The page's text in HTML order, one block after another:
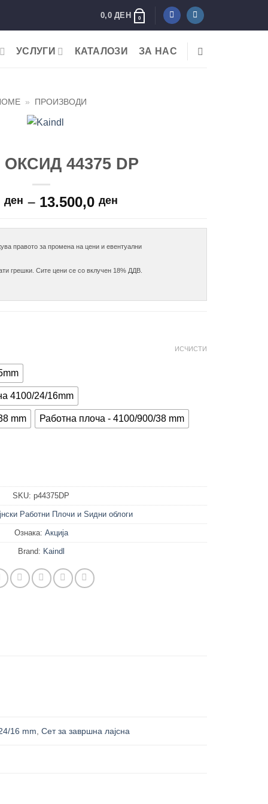
0,0ДЕН 0
УСЛУГИ КАТАЛОЗИ ЗА НАС
» ПРОИЗВОДИ
44375 DP
ден – 13.500,0 денPrice
420,0 ден
through
правото за промена на цени и евентуални
грешки. Сите цени се со вклучен 18% ДДВ.
4100/24/16mm
mm Работна плоча - 4100/900/38 mm
ИСЧИСТИ
SKU: p44375DP
Работни Плочи и Ѕидни облоги
Ознака: Акција
Brand: Kaindl
16 mm,Сет за завршна лајсна